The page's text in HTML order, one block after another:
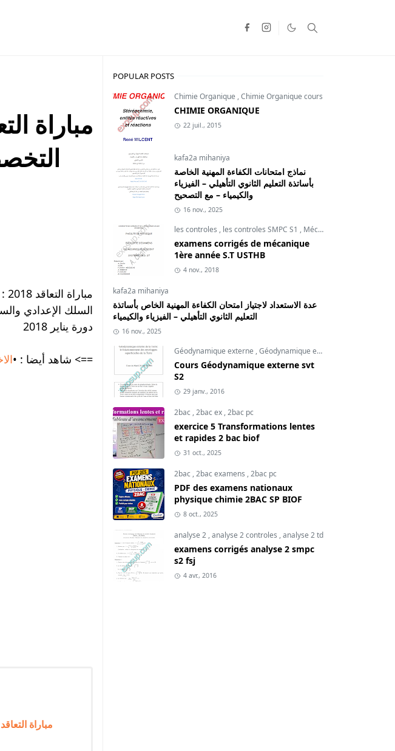
مباراة التعاقد 2018 : اختبار في ديداكتيك مادة التخصص الفيزياء و الكيمياء للتعليم الثانوي بسلكيه
السلك الإعدادي
دورة يناير 2018
==> شاهد أيضا : •
POPULAR POSTS
Chimie Organique ,Chimie Organique cours
CHIMIE ORGANIQUE
22 juil., 2015
kafa2a mihaniya
نماذج امتحانات الكفاءة المهنية الخاصة
بأساتذة التعليم الثانوي التأهيلي – الفيزياء
والكيمياء – مع التصحيح
16 nov., 2025
les controles , les controles SMPC S1 , Mécanique du point
examens corrigés de mécanique
1ère année S.T USTHB
4 nov., 2018
kafa2a mihaniya
عدة الاستعداد لاجتياز امتحان الكفاءة المهنية الخاص بأساتذة
التعليم الثانوي التأهيلي – الفيزياء والكيمياء
16 nov., 2025
Géodynamique externe ,Géodynamique externe cours
Cours Géodynamique externe svt
S2
29 janv., 2016
2bac,2bac ex,2bac pc
exercice 5 Transformations lentes
et rapides 2 bac biof
31 oct., 2025
2bac,2bac examens ,2bac pc
PDF des examens nationaux
physique chimie 2BAC SP BIOF
8 oct., 2025
analyse 2,analyse 2 controles ,analyse 2 td
examens corrigés analyse 2 smpc
s2 fsj
4 avr., 2016